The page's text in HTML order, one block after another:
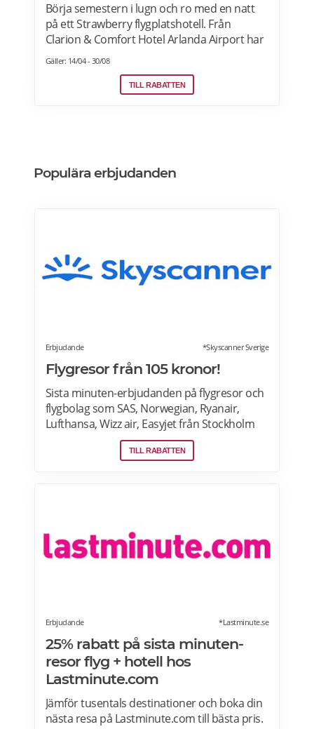
Börja semestern i lugn och ro med en natt
på ett Strawberry flygplatshotell. Från
Clarion & Comfort Hotel Arlanda Airport har
du gångavstånd till terminalerna, och från
transferbuss som endast tar 10 minuter
Gäller: 14/04 - 30/08
TILL RABATTEN
Populära erbjudanden
Erbjudande *Skyscanner Sverige
Flygresor från 105 kronor!
Sista minuten-erbjudanden på flygresor och
flygbolag som SAS, Norwegian, Ryanair,
Lufthansa, Wizz air, Easyjet från Stockholm
Arlanda, Bromma och Skavsta flygplatser,
Göteborg Landvetter, Malmö, Köpenhamn
TILL RABATTEN
Erbjudande *Lastminute.se
25% rabatt på sista minuten-
resor flyg + hotell hos
Lastminute.com
Jämför tusentals destinationer och boka din
nästa resa på Lastminute.com till bästa pris.